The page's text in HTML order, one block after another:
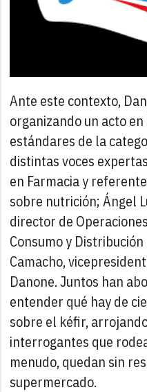
Ante este contexto,
organizando un acto
estándares de la
distintas voces
en Farmacia y
sobre nutrición; Ángel
director de
Consumo y
Camacho,
Danone. Juntos han
entender qué hay de
sobre el kéfir,
interrogantes que
menudo, quedan sin
supermercado.